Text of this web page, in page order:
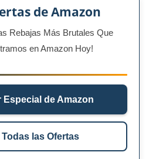
de Amazon
Rebajas Más Brutales Que
en Amazon Hoy!
Especial de Amazon
Todas las Ofertas